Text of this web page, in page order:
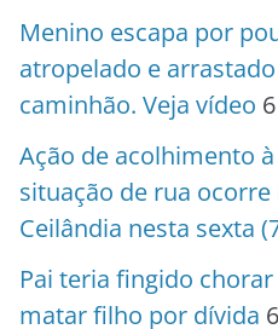
Menino escapa por
atropelado e
caminhão. Veja vídeo
Ação de acolhimento
situação de rua ocorre
Ceilândia nesta sexta
Pai teria fingido
matar filho por dívida